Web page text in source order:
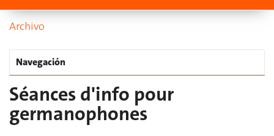
Archivo
Navegación
Séances d'info pour
germanophones